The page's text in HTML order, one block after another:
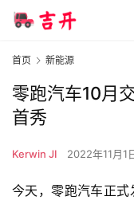
首页 新能源
零跑汽车10月
首秀
Kerwin JI 2022年11月1
今天，零跑汽车正